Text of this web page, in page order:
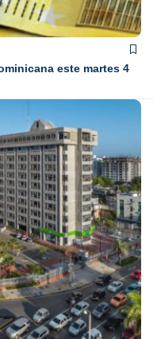
este martes 4